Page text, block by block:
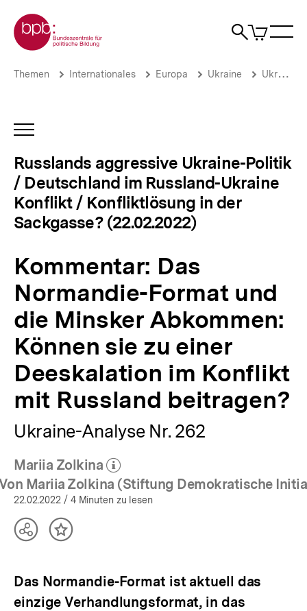
zum
Seiteninhalt
springen
Zur Startseite der bpb
Suche
Artikel
im
Kommentar:
und
die
Abkommen:
Können
sie
einer
Deeskalation
Konflikt
mit
Russland
beitragen?
Russlands
aggressive
Ukraine-
Politik
Deutschland
Russland-
Ukraine
Konfliktlösung
Sackgasse?
Brotkrümelnavigation
Pfadnavigation
Themen Internationales Europa Ukraine Ukraine-Analysen: Archiv 2022
INHALTSNAVIGATION
Russlands aggressive Ukraine-Politik
/ Deutschland im Russland-Ukraine
Konflikt / Konfliktlösung in der
Sackgasse? (22.02.2022)
Kommentar: Das
Normandie-Format und
die Minsker Abkommen:
Können sie zu einer
Deeskalation im Konflikt
mit Russland beitragen?
Ukraine-Analyse Nr. 262
Mariia Zolkina
(Mehr zum Autor)
öffnen
Mariia Zolkina (Stiftung Demokratische
22.02.2022 / 4 Minuten zu lesen
TeilenInhalt
Das Normandie-Format ist aktuell das
einzige Verhandlungsformat, in das